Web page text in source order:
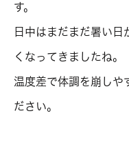
す。
日中はまだまだ暑い日
くなってきましたね。
温度差で体調を崩しや
ださい。